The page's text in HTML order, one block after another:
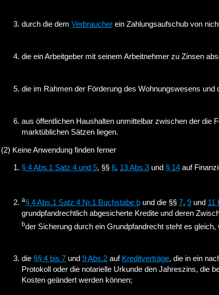
durch die dem Verbraucher ein Zahlungsaufschub von
die ein Arbeitgeber mit seinem Arbeitnehmer zu Zinsen
die im Rahmen der Förderung des Wohnungswesens
aus öffentlichen Haushalten unmittelbar zwischen der die
marktüblichen Sätzen liegen.
(2) Keine Anwendung finden ferner
§ 4 Abs.1 Satz 4 und 5, §§ 6, 13 Abs.3 und § 14 auf
a§ 4 Abs.1 Satz 4 Nr.1 Buchstabe b und die §§ 7, 9 und 11
grundpfandrechtlich abgesicherte Kredite und deren
bder Sicherung durch ein Grundpfandrecht steht es
die §§ 4 bis 7 und 9 Abs.2 auf Kreditverträge, die in ein
Protokoll oder die notarielle Urkunde den Jahreszins, die
Kosten geändert werden können;